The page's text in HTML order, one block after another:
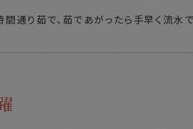
通り茹で、茹であがったら手早く流水